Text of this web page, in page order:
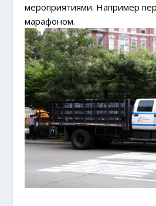
мероприятиями. Например
марафоном.